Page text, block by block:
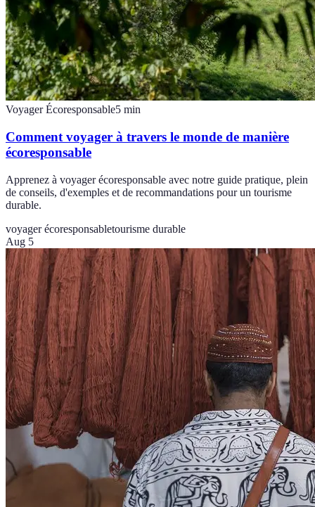
Voyager Écoresponsable5 min
Comment voyager à travers le monde de manière
écoresponsable
Apprenez à voyager écoresponsable avec notre guide pratique, plein
de conseils, d'exemples et de recommandations pour un tourisme
durable.
voyager écoresponsabletourisme durable
Aug 5